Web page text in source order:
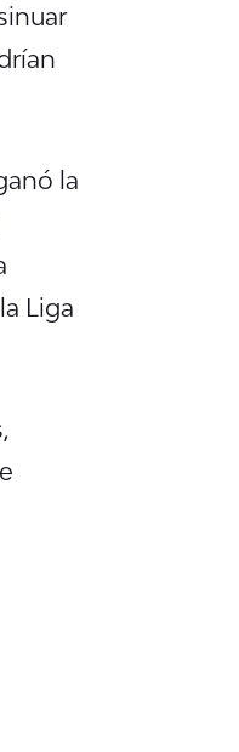
la
Liga